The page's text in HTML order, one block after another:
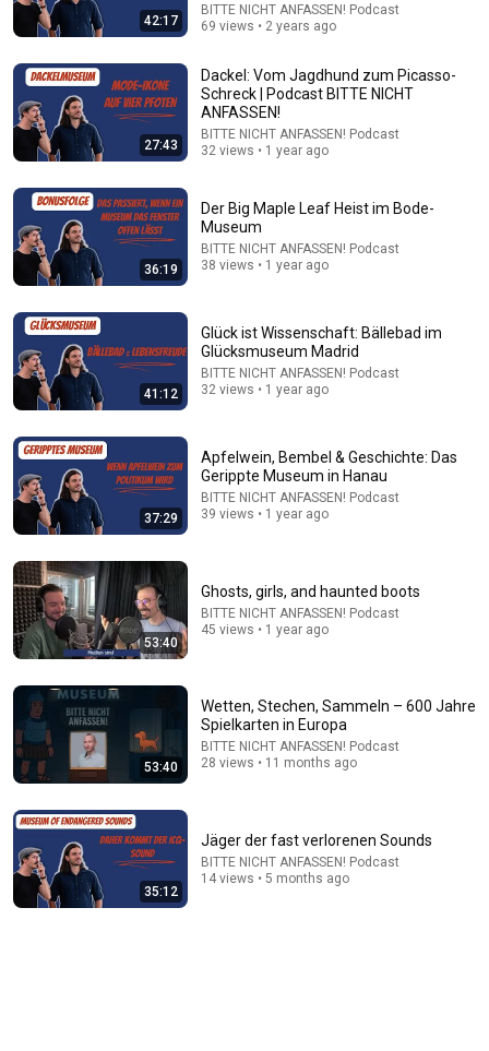
There's a hidden monorail under this bridge.
Tom Scott
The Manipulation Expert: 4 Hidden Signs You’re
Dealing With a Toxic Person
Mel Robbins • 779K views
Putin hat plötzlich ein Problem! Warum?
MrWissen2go
New
824K views
42:17
BITTE NICHT ANFASSEN! Podcast
69 views • 2 years ago
27:43
Dackel: Vom Jagdhund zum Picasso-
Schreck | Podcast BITTE NICHT
ANFASSEN!
BITTE NICHT ANFASSEN! Podcast
32 views • 1 year ago
36:19
Der Big Maple Leaf Heist im Bode-
Museum
BITTE NICHT ANFASSEN! Podcast
38 views • 1 year ago
41:12
Glück ist Wissenschaft: Bällebad im
Glücksmuseum Madrid
BITTE NICHT ANFASSEN! Podcast
32 views • 1 year ago
37:29
Apfelwein, Bembel & Geschichte: Das
Gerippte Museum in Hanau
BITTE NICHT ANFASSEN! Podcast
39 views • 1 year ago
53:40
Ghosts, girls, and haunted boots
BITTE NICHT ANFASSEN! Podcast
45 views • 1 year ago
53:40
Wetten, Stechen, Sammeln – 600 Jahre
Spielkarten in Europa
BITTE NICHT ANFASSEN! Podcast
28 views • 11 months ago
35:12
Jäger der fast verlorenen Sounds
BITTE NICHT ANFASSEN! Podcast
14 views • 5 months ago